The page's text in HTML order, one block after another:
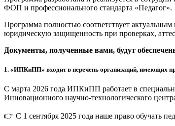
ФОП и профессионального стандарта «Педагог».
Программа полностью соответствует
юридическую защищенность при проверках,
Документы, полученные вами, будут
1. «ИПКиПП» входит в перечень организаций, имеющих
С марта 2026 года ИПКиПП работает в
Инновационного научно-технологического
👉 С 1 сентября 2025 года наше право обучать